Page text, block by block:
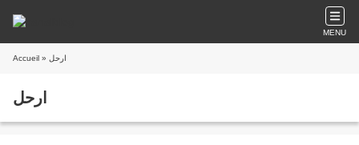
MENU
Accueil » ارحل
ارحل